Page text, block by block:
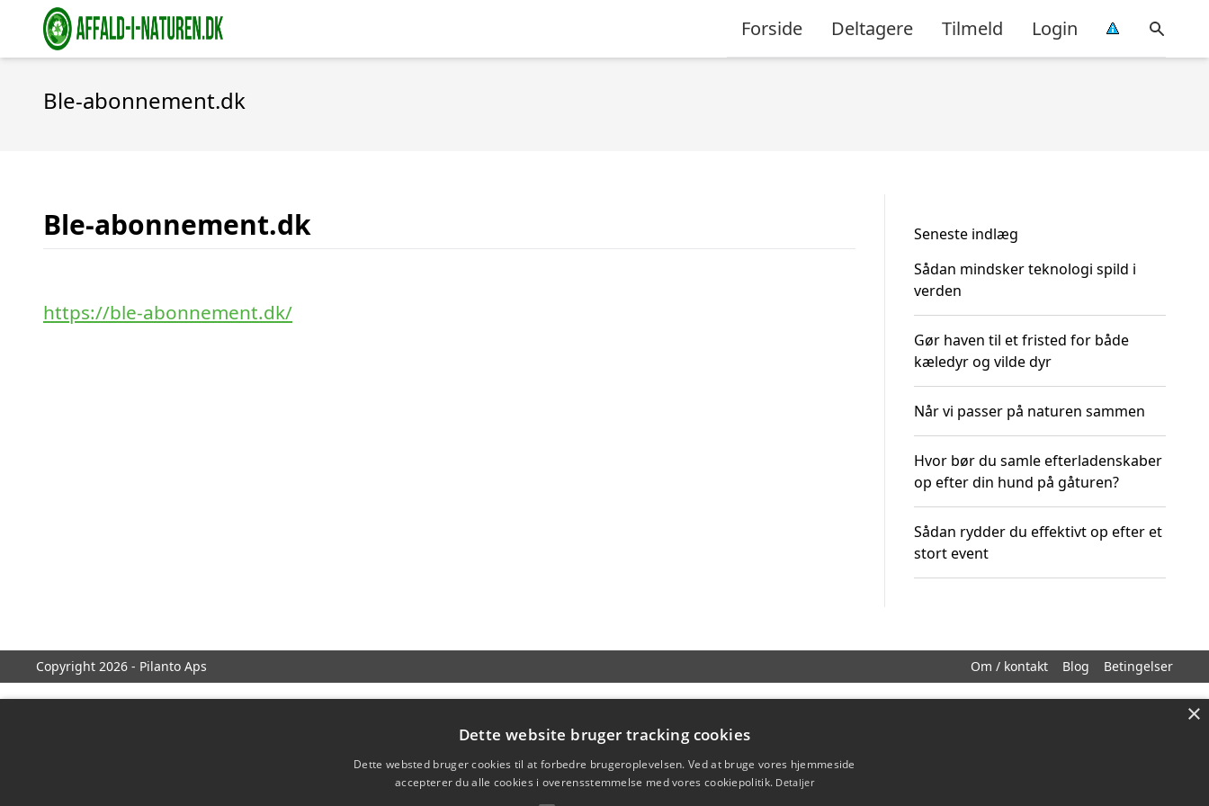
Forside Deltagere Tilmeld Login
Ble-abonnement.dk
Ble-abonnement.dk
https://ble-abonnement.dk/
Seneste indlæg
Sådan mindsker teknologi spild i
verden
Gør haven til et fristed for både
kæledyr og vilde dyr
Når vi passer på naturen sammen
Hvor bør du samle efterladenskaber
op efter din hund på gåturen?
Sådan rydder du effektivt op efter et
stort event
Copyright 2026 - Pilanto Aps Om / kontakt Blog Betingelser
×
Dette website bruger tracking cookies
Dette websted bruger cookies til at forbedre brugeroplevelsen. Ved at bruge vores hjemmeside
accepterer du alle cookies i overensstemmelse med vores cookiepolitik. Detaljer